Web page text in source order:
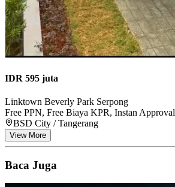
IDR 595 juta
Linktown Beverly Park Serpong
Free PPN, Free Biaya KPR, Instan Approval
BSD City / Tangerang
View More
Baca Juga